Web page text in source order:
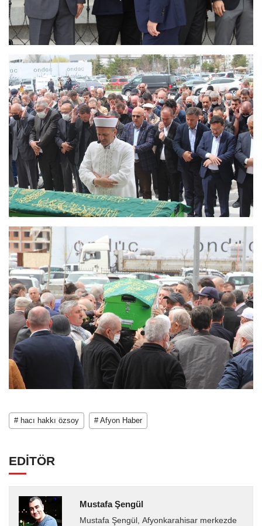
# hacı hakkı özsoy # Afyon Haber
EDİTÖR
Mustafa Şengül
Mustafa Şengül, Afyonkarahisar merkezde